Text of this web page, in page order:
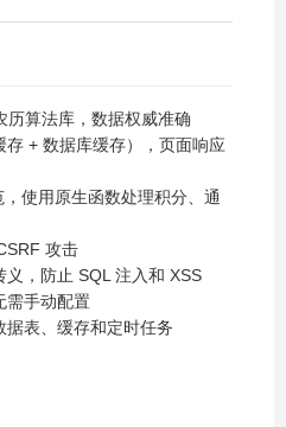
算法库，数据权威准确
+ 数据库缓存），页面响应
使用原生函数处理积分、通
攻击
，防止 SQL 注入和 XSS
需手动配置
表、缓存和定时任务